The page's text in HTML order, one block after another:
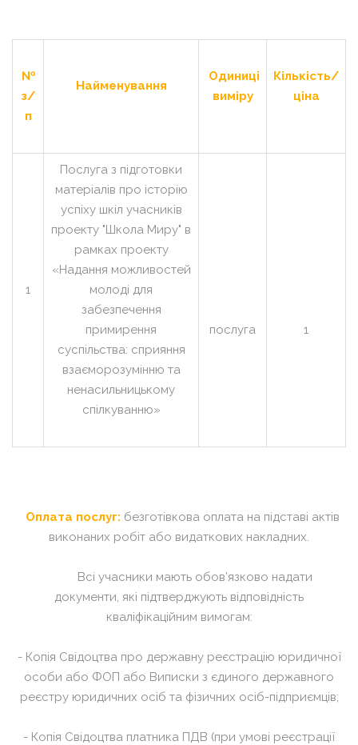
№
з/
п
Найменування
Одиниці
виміру
Кількість/
ціна
1
Послуга з підготовки
матеріалів про історію
успіху шкіл учасників
проекту "Школа Миру" в
рамках проекту
«Надання можливостей
молоді для
забезпечення
примирення
суспільства: сприяння
взаєморозумінню та
ненасильницькому
спілкуванню»
послуга 1
Оплата послуг: безготівкова оплата на підставі актів
виконаних робіт або видаткових накладних.
Всі учасники мають обов’язково надати
документи, які підтверджують відповідність
кваліфікаційним вимогам:
- Копія Свідоцтва про державну реєстрацію юридичної
особи або ФОП або Виписки з єдиного державного
реєстру юридичних осіб та фізичних осіб-підприємців;
- Копія Свідоцтва платника ПДВ (при умові реєстрації